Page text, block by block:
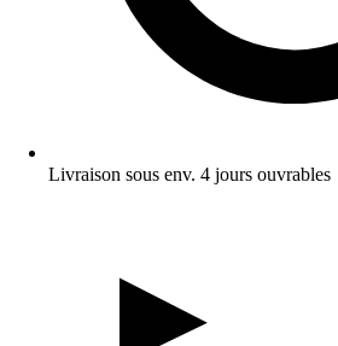
Livraison sous env. 4 jours ouvrables